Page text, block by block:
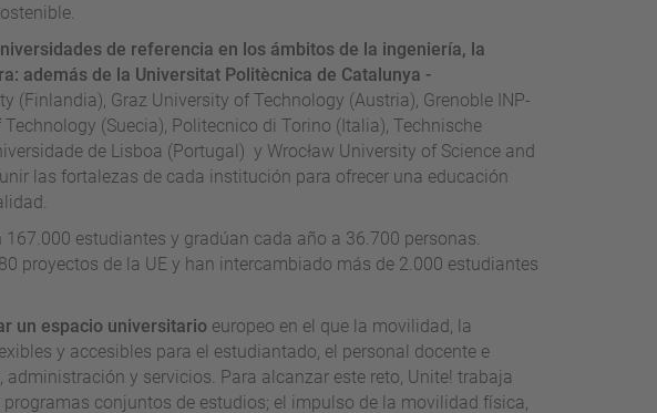
de referencia en los ámbitos de la ingeniería, la
además de la Universitat Politècnica de Catalunya -
(Finlandia), Graz University of Technology (Austria), Grenoble INP-
(Suecia), Politecnico di Torino (Italia), Technische
de Lisboa (Portugal) y Wrocław University of Science and
las fortalezas de cada institución para ofrecer una educación
estudiantes y gradúan cada año a 36.700 personas.
proyectos de la UE y han intercambiado más de 2.000 estudiantes
un espacio universitarioeuropeo en el que la movilidad, la
y accesibles para el estudiantado, el personal docente e
administración y servicios. Para alcanzar este reto, Unite! trabaja
conjuntos de estudios; el impulso de la movilidad física,